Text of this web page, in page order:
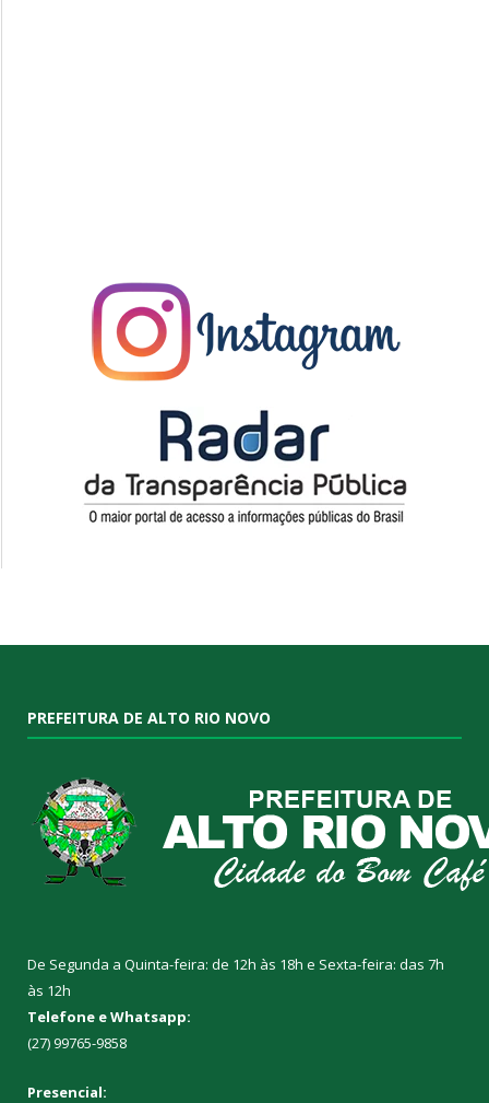
PREFEITURA DE ALTO RIO NOVO
De Segunda a Quinta-feira: de 12h às 18h e Sexta-feira: das 7h
às 12h
Telefone e Whatsapp:
(27) 99765-9858
Presencial: